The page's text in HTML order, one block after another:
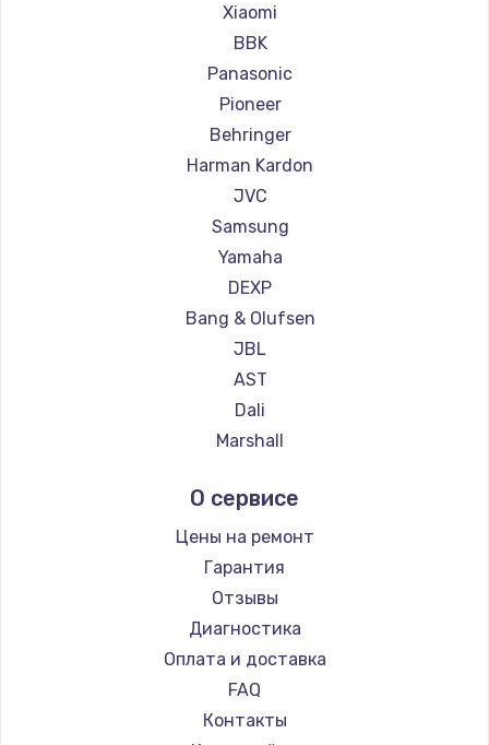
Замена сигнальной лампы
1200 руб.
Замена системной платы
1500 руб.
Замена температурного датчика
2500 руб.
Заказать
Замена электроконфорки
1300 руб.
Заказать
Техобслуживание
900 руб.
Заказать
Установка / подключение / демонтаж
1300 руб.
Заказать
Xiaomi
BBK
Panasonic
Pioneer
Behringer
Harman Kardon
JVC
Samsung
Yamaha
DEXP
Bang & Olufsen
JBL
AST
Dali
Marshall
О сервисе
Цены на ремонт
Гарантия
Отзывы
Диагностика
Оплата и доставка
FAQ
Контакты